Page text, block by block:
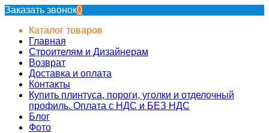
Заказать звонок0
Каталог товаров
Главная
Строителям и Дизайнерам
Возврат
Доставка и оплата
Контакты
Купить плинтуса, пороги, уголки и отделочный
профиль. Оплата с НДС и БЕЗ НДС
Блог
Фото